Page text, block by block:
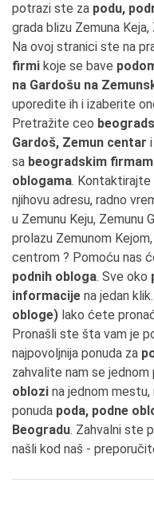
potrazi ste za podu,
grada blizu Zemuna
Na ovoj stranici ste na
firmi koje se bave
na Gardošu na
uporedite ih i izaberite
Pretražite ceo
Gardoš, Zemun centar
sa beogradskim
oblogama. Kontaktirajte
njihovu adresu, radno
u Zemunu Keju, Zemunu
prolazu Zemunom
centrom ? Pomoću nas
podnih obloga. Sve oko
informacije na jedan
obloge) lako ćete
Pronašli ste šta vam je
najpovoljnija ponuda za
zahvalite nam se jednom
oblozi na jednom
ponuda poda, podne
Beogradu. Zahvalni ste
našli kod naš -